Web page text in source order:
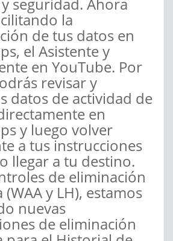
la
de tus datos en
el Asistente y
en YouTube. Por
revisar y
datos de actividad de
en
y luego volver
a tus instrucciones
llegar a tu destino.
de eliminación
y LH), estamos
nuevas
de eliminación